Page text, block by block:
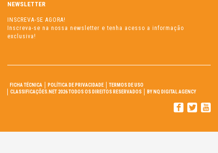
NEWSLETTER
INSCREVA-SE AGORA!
Inscreva-se na nossa newsletter e tenha acesso a informação
exclusiva!
FICHA TÉCNICA POLÍTICA DE PRIVACIDADE
TERMOS DE USO
CLASSIFICAÇÕES.NET 2026 TODOS OS DIREITOS RESERVADOS
BY NQ DIGITAL AGENCY